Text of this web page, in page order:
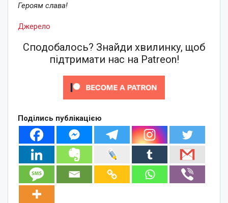
Героям слава!
Джерело
Сподобалось? Знайди хвилинку, щоб
підтримати нас на Patreon!
Поділись публікацією